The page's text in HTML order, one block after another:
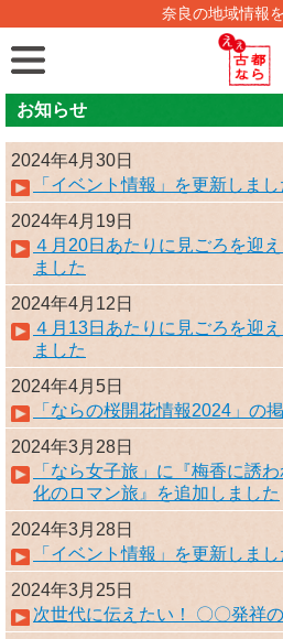
奈良の地域情報
お知らせ
2024年4月30日
「イベント情報」を更新しまし
2024年4月19日
４月20日あたりに見ごろを迎
ました
2024年4月12日
４月13日あたりに見ごろを迎
ました
2024年4月5日
「ならの桜開花情報2024」の
2024年3月28日
「なら女子旅」に『梅香に誘
化のロマン旅』を追加しました
2024年3月28日
「イベント情報」を更新しまし
2024年3月25日
次世代に伝えたい！ 〇〇発祥